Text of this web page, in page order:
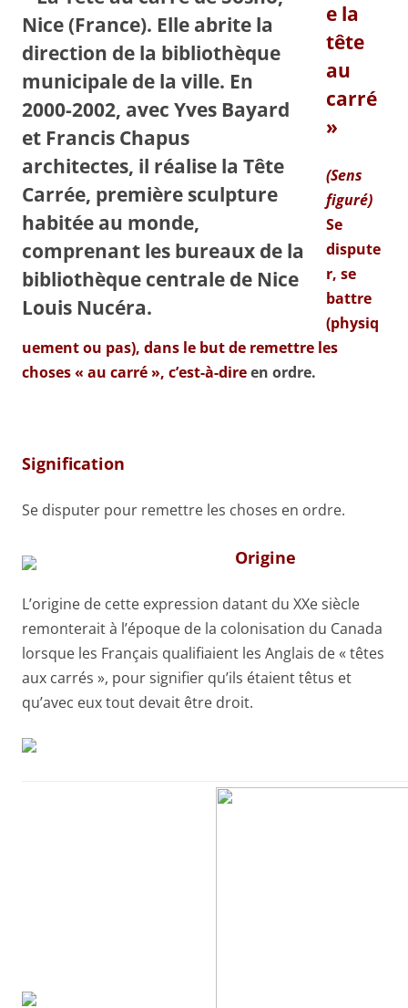
e la
tête
au
carré
»
(Sens
figuré)
Se
dispute
r, se
battre
(physiq
uement ou pas), dans le but de remettre les
choses « au carré », c’est-à-direen ordre.
Signification
Se disputer pour remettre les choses en ordre.
Origine
L’origine de cette expression datant du XXe siècle
remonterait à l’époque de la colonisation du Canada
lorsque les Français qualifiaient les Anglais de « têtes
aux carrés », pour signifier qu’ils étaient têtus et
qu’avec eux tout devait être droit.